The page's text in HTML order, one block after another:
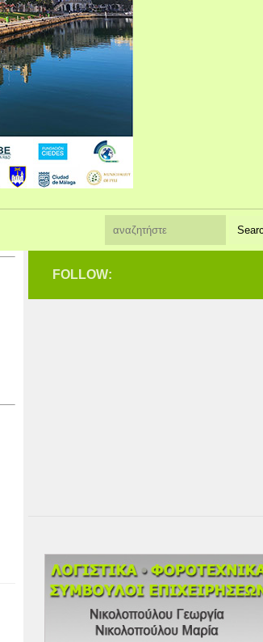
FOLLOW: